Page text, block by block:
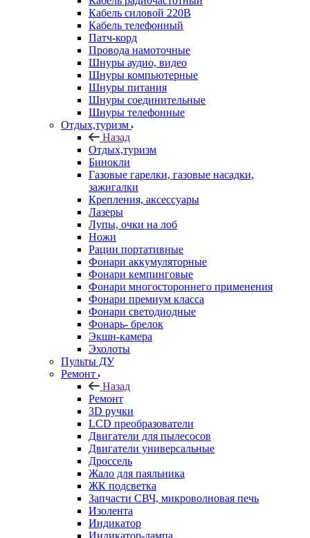
Кабель силовой 220В
Кабель телефонный
Патч-корд
Провода намоточные
Шнуры аудио, видео
Шнуры компьютерные
Шнуры питания
Шнуры соединительные
Шнуры телефонные
Отдых,туризм
Назад
Отдых,туризм
Бинокли
Газовые гарелки, газовые насадки,
зажигалки
Крепления, аксессуары
Лазеры
Лупы, очки на лоб
Ножи
Рации портативные
Фонари аккумуляторные
Фонари кемпинговые
Фонари многостороннего применения
Фонари премиум класса
Фонари светодиодные
Фонарь- брелок
Экшн-камера
Эхолоты
Пульты ДУ
Ремонт
Назад
Ремонт
3D ручки
LCD преобразователи
Двигатели для пылесосов
Двигатели универсальные
Дроссель
Жало для паяльника
ЖК подсветка
Запчасти СВЧ, микроволновая печь
Изолента
Индикатор
Индикатор-лампа